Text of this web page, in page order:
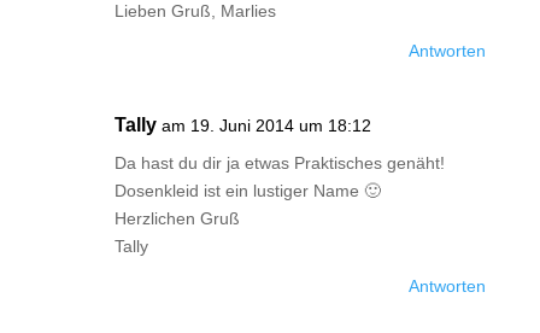
Lieben Gruß, Marlies
Antworten
Tally am 19. Juni 2014 um 18:12
Da hast du dir ja etwas Praktisches genäht!
Dosenkleid ist ein lustiger Name 🙂
Herzlichen Gruß
Tally
Antworten